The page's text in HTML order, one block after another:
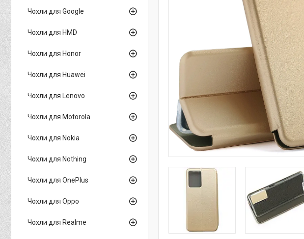
Чохли для Google
Чохли для HMD
Чохли для Honor
Чохли для Huawei
Чохли для Lenovo
Чохли для Motorola
Чохли для Nokia
Чохли для Nothing
Чохли для OnePlus
Чохли для Oppo
Чохли для Realme